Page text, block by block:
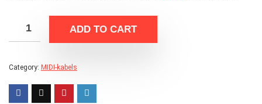
ADD TO CART
Category: MIDI-kabels